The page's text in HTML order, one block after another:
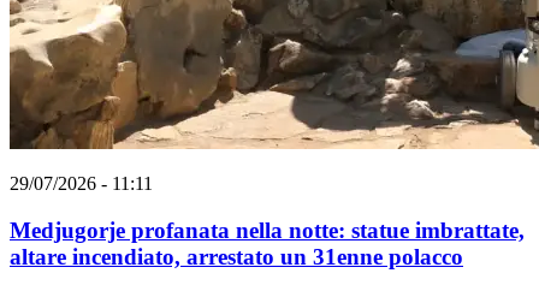
29/07/2026 - 11:11
Medjugorje profanata nella notte: statue imbrattate,
altare incendiato, arrestato un 31enne polacco